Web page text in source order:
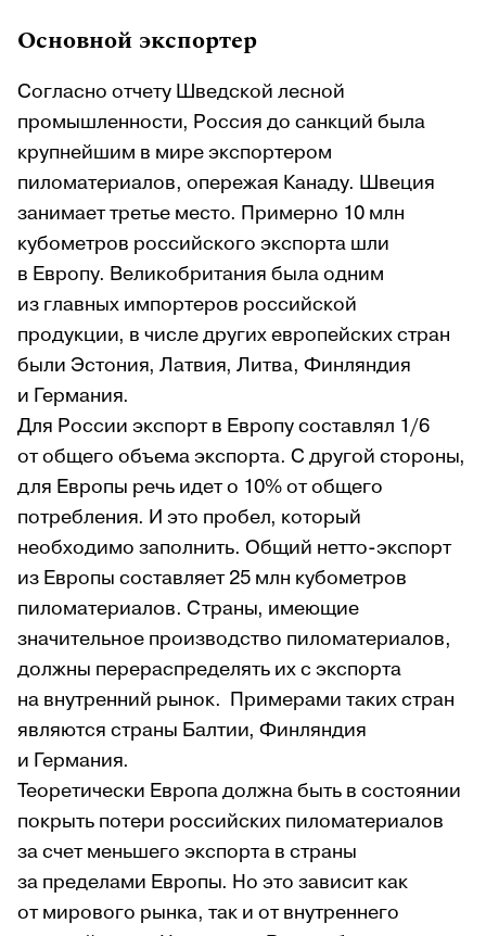
Основной экспортер
Согласно отчету Шведской лесной
промышленности, Россия до санкций была
крупнейшим в мире экспортером
пиломатериалов, опережая Канаду. Швеция
занимает третье место. Примерно 10 млн
кубометров российского экспорта шли
в Европу. Великобритания была одним
из главных импортеров российской
продукции, в числе других европейских стран
были Эстония, Латвия, Литва, Финляндия
и Германия.
Для России экспорт в Европу составлял 1/6
от общего объема экспорта. С другой стороны,
для Европы речь идет о 10% от общего
потребления. И это пробел, который
необходимо заполнить. Общий нетто-экспорт
из Европы составляет 25 млн кубометров
пиломатериалов. Страны, имеющие
значительное производство пиломатериалов,
должны перераспределять их с экспорта
на внутренний рынок. Примерами таких стран
являются страны Балтии, Финляндия
и Германия.
Теоретически Европа должна быть в состоянии
покрыть потери российских пиломатериалов
за счет меньшего экспорта в страны
за пределами Европы. Но это зависит как
от мирового рынка, так и от внутреннего